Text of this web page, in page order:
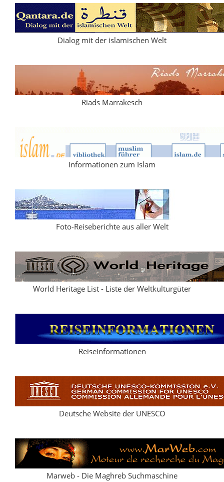
Dialog mit der islamischen Welt
Riads Marrakesch
Informationen zum Islam
Foto-Reiseberichte aus aller Welt
World Heritage List - Liste der Weltkulturgüter
Reiseinformationen
Deutsche Website der UNESCO
Marweb - Die Maghreb Suchmaschine